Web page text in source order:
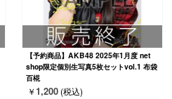
【予約商品】AKB48 2025年1月度 net
shop限定個別生写真5枚セットvol.1 布袋
百椛
￥ 1,200(税込)